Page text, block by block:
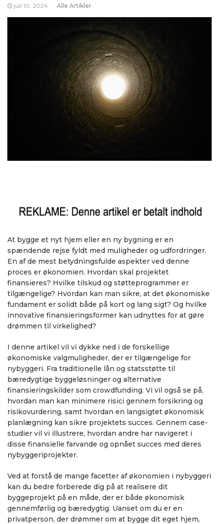
juli 10, 2024 Alle Artikler
At bygge et nyt hjem eller en ny bygning er en
spændende rejse fyldt med muligheder og udfordringer.
En af de mest betydningsfulde aspekter ved denne
proces er økonomien. Hvordan skal projektet
finansieres? Hvilke tilskud og støtteprogrammer er
tilgængelige? Hvordan kan man sikre, at det økonomiske
fundament er solidt både på kort og lang sigt? Og hvilke
innovative finansieringsformer kan udnyttes for at gøre
drømmen til virkelighed?
I denne artikel vil vi dykke ned i de forskellige
økonomiske valgmuligheder, der er tilgængelige for
nybyggeri. Fra traditionelle lån og statsstøtte til
bæredygtige byggeløsninger og alternative
finansieringskilder som crowdfunding. Vi vil også se på,
hvordan man kan minimere risici gennem forsikring og
risikovurdering, samt hvordan en langsigtet økonomisk
planlægning kan sikre projektets succes. Gennem case-
studier vil vi illustrere, hvordan andre har navigeret i
disse finansielle farvande og opnået succes med deres
nybyggeriprojekter.
Ved at forstå de mange facetter af økonomien i nybyggeri
kan du bedre forberede dig på at realisere dit
byggeprojekt på en måde, der er både økonomisk
gennemførlig og bæredygtig. Uanset om du er en
privatperson, der drømmer om at bygge dit eget hjem,